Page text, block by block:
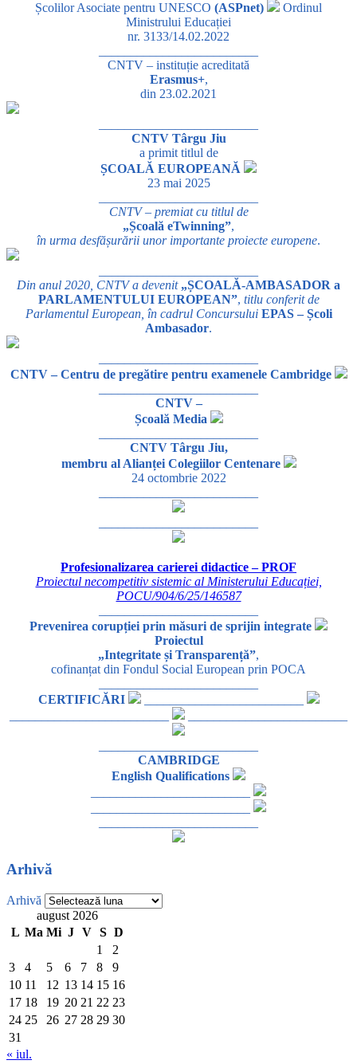
Școlilor Asociate pentru UNESCO (ASPnet)
Ordinul
Ministrului Educației
nr. 3133/14.02.2022
CNTV – instituție acreditată
Erasmus+,
din 23.02.2021
CNTV Târgu Jiu
a primit titlul de
ȘCOALĂ EUROPEANĂ
23 mai 2025
CNTV – premiat cu titlul de
„Școală eTwinning”,
în urma desfășurării unor importante proiecte europene.
Din anul 2020, CNTV a devenit „ȘCOALĂ-AMBASADOR a
PARLAMENTULUI EUROPEAN”, titlu conferit de
Parlamentul European, în cadrul Concursului EPAS – Școli
Ambasador.
CNTV – Centru de pregătire pentru examenele Cambridge
CNTV –
Școală Media
CNTV Târgu Jiu,
membru al Alianței Colegiilor Centenare
24 octombrie 2022
Profesionalizarea carierei didactice – PROF
Proiectul necompetitiv sistemic al Ministerului Educației,
POCU/904/6/25/146587
Prevenirea corupției prin măsuri de sprijin integrate
Proiectul
„Integritate și Transparență”,
cofinanțat din Fondul Social European prin POCA
CERTIFICĂRI
_________________________
CAMBRIDGE
English Qualifications
Arhivă
Arhivă
august 2026
L Ma Mi J V S D
1
2
3
4 5 6 7 8
9
10 11 12 13 14 15 16
17 18 19 20 21 22 23
24 25 26 27 28 29 30
31
« iul.